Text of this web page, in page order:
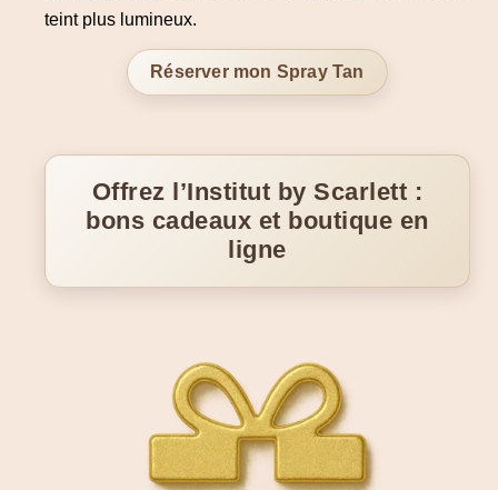
teint plus lumineux.
Réserver mon Spray Tan
Offrez l’Institut by Scarlett :
bons cadeaux et boutique en
ligne